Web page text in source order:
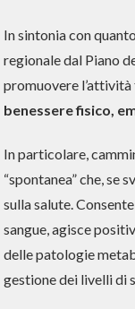
In sintonia con
regionale dal Piano
promuovere
benessere fisico,
In particolare,
“spontanea” che,
sulla salute.
sangue, agisce
delle patologie
gestione dei livelli di